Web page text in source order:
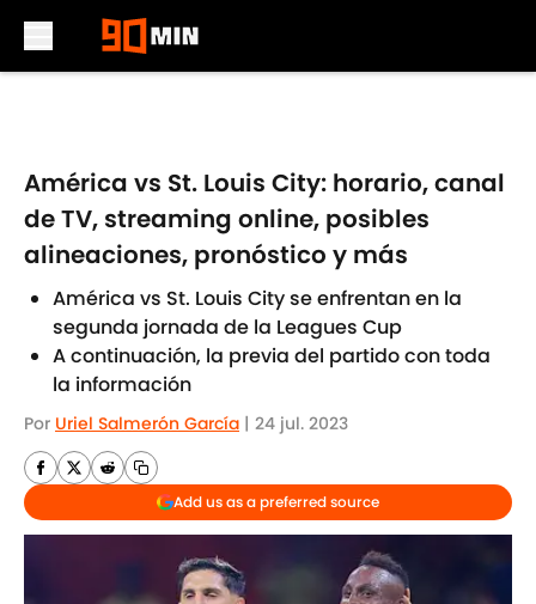
América vs St. Louis City: horario, canal
de TV, streaming online, posibles
alineaciones, pronóstico y más
América vs St. Louis City se enfrentan en la
segunda jornada de la Leagues Cup
A continuación, la previa del partido con toda
la información
Por Uriel Salmerón García | 24 jul. 2023
Add us as a preferred source